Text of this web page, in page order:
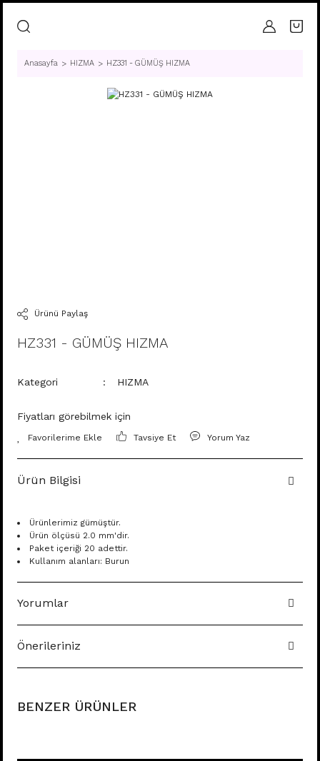
Anasayfa HIZMA HZ331 - GÜMÜŞ HIZMA
Ürünü Paylaş
HZ331 - GÜMÜŞ HIZMA
Kategori HIZMA
Fiyatları görebilmek için
Tavsiye Et Yorum Yaz
Ürün Bilgisi
Ürünlerimiz gümüştür.
Ürün ölçüsü 2.0 mm'dir.
Paket içeriği 20 adettir.
Kullanım alanları: Burun
Yorumlar
Önerileriniz
BENZER ÜRÜNLER